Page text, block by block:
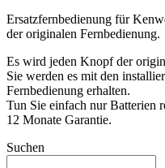
Ersatzfernbedienung für
der originalen Fernbedienung.
Es wird jeden Knopf der
Sie werden es mit den
Fernbedienung erhalten.
Tun Sie einfach nur Batterien
12 Monate Garantie.
Suchen